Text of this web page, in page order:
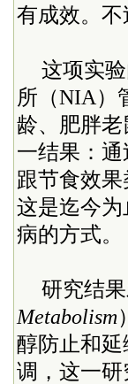
有成效。
这项实
所（NIA）
龄、肥胖
一结果：
跟节食效
这是迄今
病的方式。
研究结
Metabolism
醇防止和
调，这一